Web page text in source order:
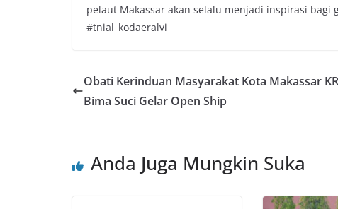
pelaut Makassar akan selalu menjadi inspirasi bagi
#tnial_kodaeralvi
Obati Kerinduan Masyarakat Kota Makassar
Bima Suci Gelar Open Ship
Anda Juga Mungkin Suka